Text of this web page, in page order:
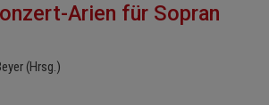
Arien für Sopran
(Hrsg.)